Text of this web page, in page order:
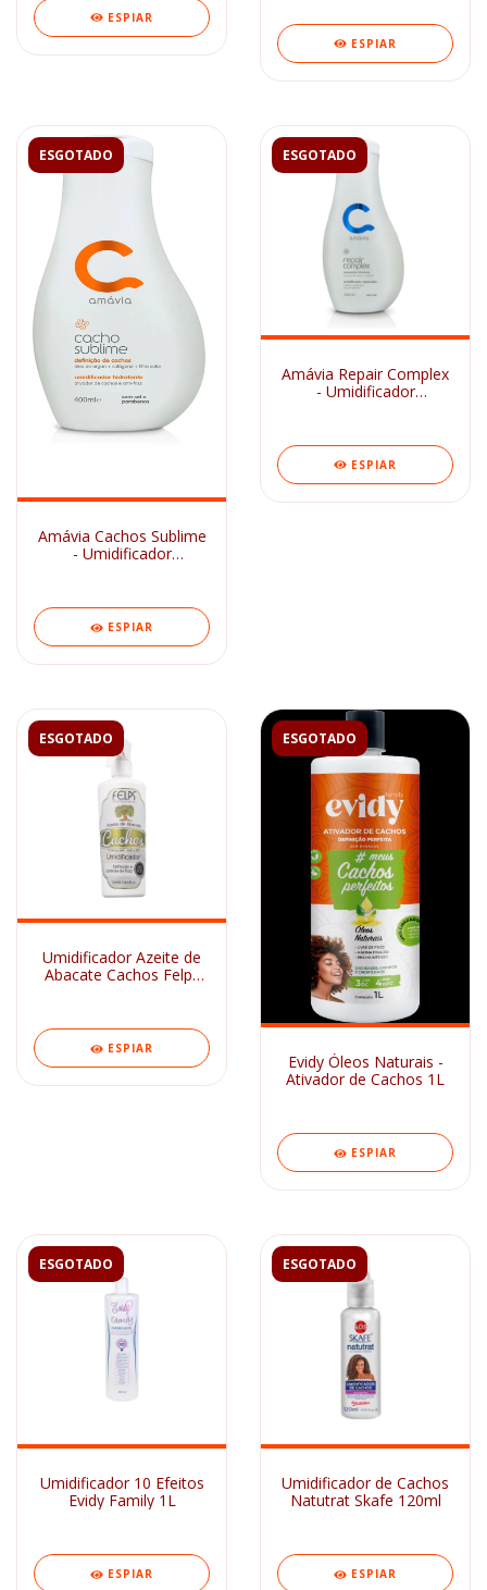
ESPIAR
ESPIAR
ESGOTADO
Amávia Cachos Sublime
- Umidificador
ESPIAR
ESGOTADO
Amávia Repair Complex
- Umidificador
ESPIAR
ESGOTADO
Umidificador Azeite de
Abacate Cachos Felps
ESPIAR
ESGOTADO
Evidy Óleos Naturais -
Ativador de Cachos 1L
ESPIAR
ESGOTADO
Umidificador 10 Efeitos
Evidy Family 1L
ESPIAR
ESGOTADO
Umidificador de Cachos
Natutrat Skafe 120ml
ESPIAR